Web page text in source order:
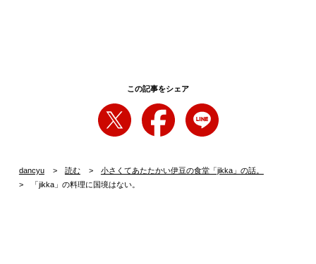
この記事をシェア
dancyu 読む
小さくてあたたかい伊豆の食堂「jikka」の話。
「jikka」の料理に国境はない。